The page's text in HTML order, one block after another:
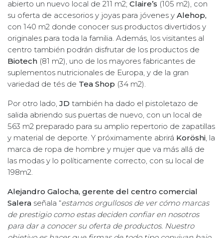
abierto un nuevo local de 211 m2; Claire’s (105 m2), con
su oferta de accesorios y joyas para jóvenes y Alehop,
con 140 m2 donde conocer sus productos divertidos y
originales para toda la familia. Además, los visitantes al
centro también podrán disfrutar de los productos de
Biotech (81 m2), uno de los mayores fabricantes de
suplementos nutricionales de Europa, y de la gran
variedad de tés de Tea Shop (34 m2).
Por otro lado, JD también ha dado el pistoletazo de
salida abriendo sus puertas de nuevo, con un local de
563 m2 preparado para su amplio repertorio de zapatillas
y material de deporte. Y próximamente abrirá Koröshi, la
marca de ropa de hombre y mujer que va más allá de
las modas y lo políticamente correcto, con su local de
198m2.
Alejandro Galocha, gerente del centro comercial
Salera señala “estamos orgullosos de ver cómo marcas
de prestigio como estas deciden confiar en nosotros
para dar a conocer su oferta de productos. Nuestro